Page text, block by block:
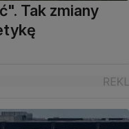
Tak zmiany